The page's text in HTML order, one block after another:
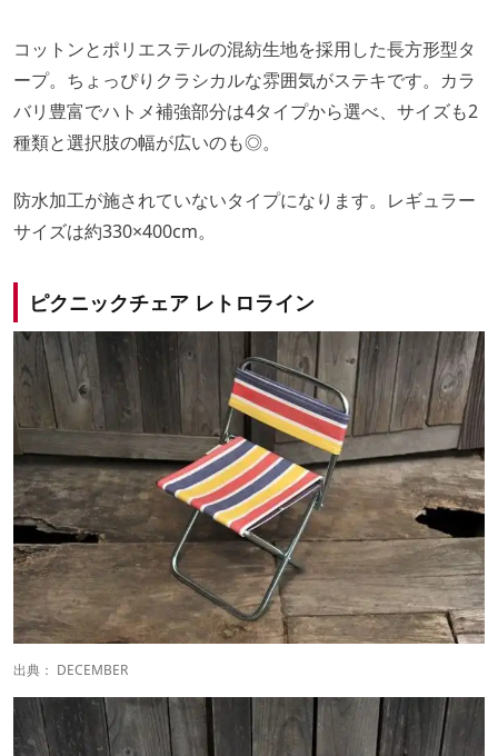
コットンとポリエステルの混紡生地を採用した長方形型タ
ープ。ちょっぴりクラシカルな雰囲気がステキです。カラ
バリ豊富でハトメ補強部分は4タイプから選べ、サイズも2
種類と選択肢の幅が広いのも◎。
防水加工が施されていないタイプになります。レギュラー
サイズは約330×400cm。
ピクニックチェア レトロライン
出典： DECEMBER